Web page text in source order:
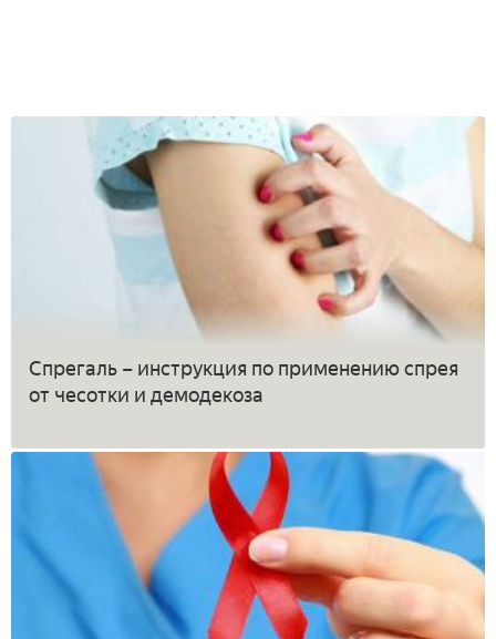
Спрегаль – инструкция по применению спрея
от чесотки и демодекоза